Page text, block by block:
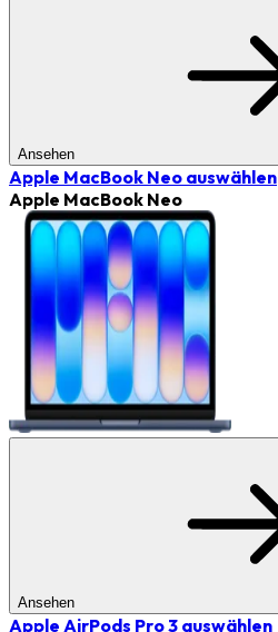
Ansehen
Apple MacBook Neo auswählen
Apple MacBook Neo
Ansehen
Apple AirPods Pro 3 auswählen